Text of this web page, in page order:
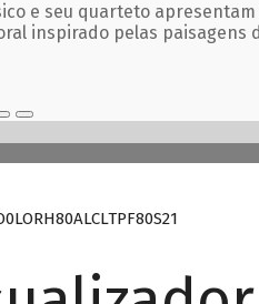
e seu quarteto
inspirado pelas paisagens